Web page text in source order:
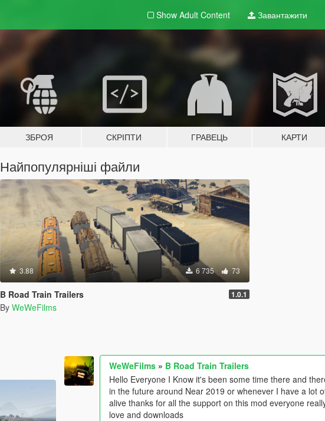
Show Adult Content Завантажити
ЗБРОЯ СКРІПТИ ГРАВЕЦЬ КАРТИ
Найпопулярніші файли
3.88 6 735 73
B Road Train Trailers 1.0.1
By WeWeFilms
WeWeFilms » B Road Train Trailers
Hello Everyone I Know it's been some time there and
in the future around Near 2019 or whenever I have a lot
alive thanks for all the support on this mod everyone
love and downloads